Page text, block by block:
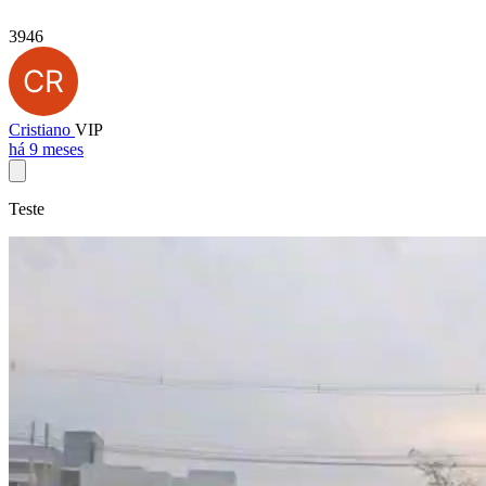
3946
Cristiano VIP
há 9 meses
Teste